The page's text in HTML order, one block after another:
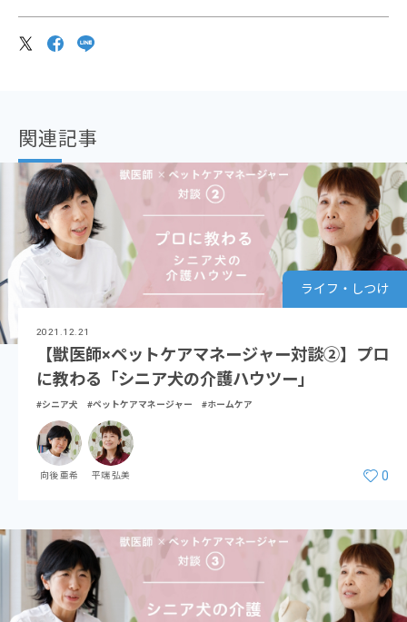
関連記事
ライフ・しつけ
2021.12.21
【獣医師×ペットケアマネージャー対談②】プロ
に教わる「シニア犬の介護ハウツー」
#シニア犬 #ペットケアマネージャー #ホームケア
向後 亜希 平端 弘美 0